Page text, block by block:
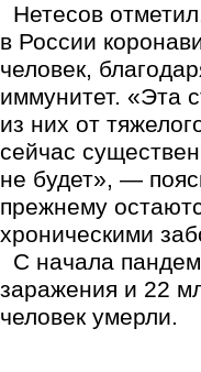
Нетесов
в России
человек,
иммунитет. «Эта
из них от
сейчас
не будет», —
прежнему
хроническими
С начала
заражения и 22
человек умерли.